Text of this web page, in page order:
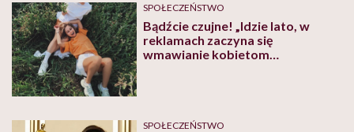
SPOŁECZEŃSTWO
Bądźcie czujne! „Idzie lato, w
reklamach zaczyna się
wmawianie kobietom
SPOŁECZEŃSTWO